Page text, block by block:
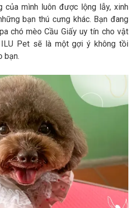
tin về mèo
Chính sách bảo mật
sách đổi trả
ĐÀI TƯ VẤN
của mình luôn được lộng lẫy, xinh
bạn thú cưng khác. Bạn đang
chó mèo Cầu Giấy uy tín cho vật
Pet sẽ là một gợi ý không tồi
bạn.